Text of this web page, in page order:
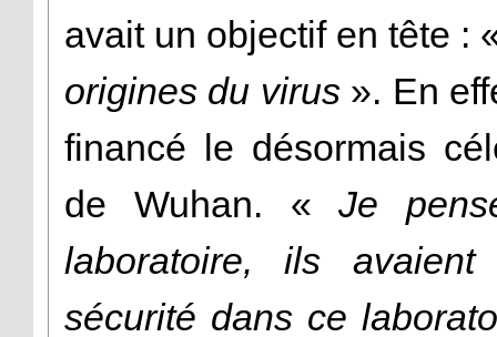
avait un objectif en tête :
origines du virus». En
financé le désormais
de Wuhan. «Je
laboratoire, ils
sécurité dans ce